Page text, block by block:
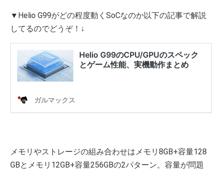
▼Helio G99がどの程度動くSoCなのか以下の記事で解説
してるのでどうぞ！↓
メモリやストレージの組み合わせはメモリ8GB+容量128
GBとメモリ12GB+容量256GBの2パターン。容量が問題